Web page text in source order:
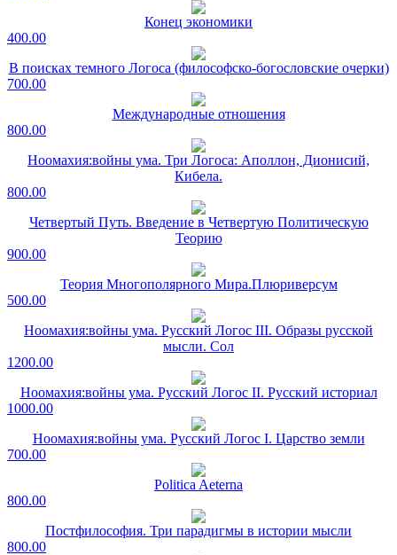
Конец экономики
400.00
В поисках темного Логоса (философско-богословские очерки)
700.00
Международные отношения
800.00
Ноомахия:войны ума. Три Логоса: Аполлон, Дионисий,
Кибела.
800.00
Четвертый Путь. Введение в Четвертую Политическую
Теорию
900.00
Теория Многополярного Мира.Плюриверсум
500.00
Ноомахия:войны ума. Русский Логос III. Образы русской
мысли. Сол
1200.00
Ноомахия:войны ума. Русский Логос II. Русский историал
1000.00
Ноомахия:войны ума. Русский Логос I. Царство земли
700.00
Politica Aeterna
800.00
Постфилософия. Три парадигмы в истории мысли
800.00